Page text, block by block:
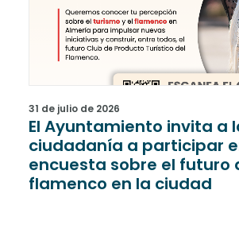
31 de julio de 2026
El Ayuntamiento invita a
ciudadanía a participar
encuesta sobre el futuro
flamenco en la ciudad